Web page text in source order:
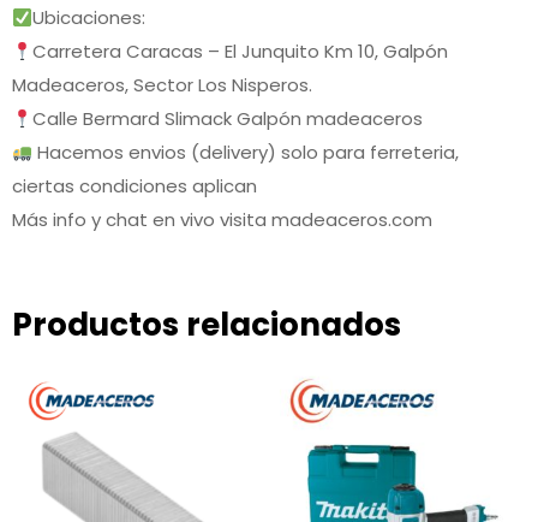
Ubicaciones:
Carretera Caracas – El Junquito Km 10, Galpón
Madeaceros, Sector Los Nisperos.
Calle Bermard Slimack Galpón madeaceros
Hacemos envios (delivery) solo para ferreteria,
ciertas condiciones aplican
Más info y chat en vivo visita madeaceros.com
Productos relacionados